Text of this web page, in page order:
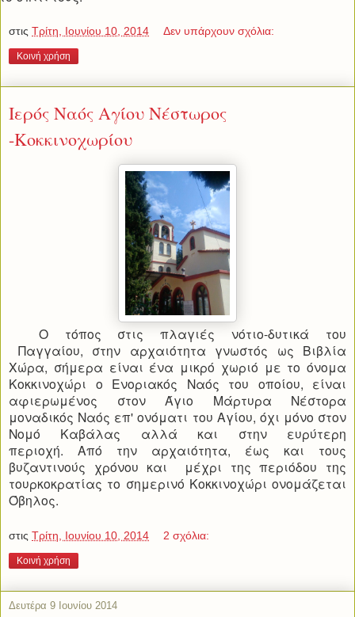
στις Τρίτη, Ιουνίου 10, 2014 Δεν υπάρχουν σχόλια:
Κοινή χρήση
Ιερός Ναός Αγίου Νέστωρος
-Κοκκινοχωρίου
Ο τόπος στις πλαγιές νότιο-δυτικά του
Παγγαίου, στην αρχαιότητα γνωστός ως Βιβλία
Χώρα, σήμερα είναι ένα μικρό χωριό με το όνομα
Κοκκινοχώρι ο Ενοριακός Ναός του οποίου, είναι
αφιερωμένος στον Άγιο Μάρτυρα Νέστορα
μοναδικός Ναός επ' ονόματι του Αγίου, όχι μόνο στον
Νομό Καβάλας αλλά και στην ευρύτερη
περιοχή. Από την αρχαιότητα, έως και τους
βυζαντινούς χρόνου και μέχρι της περιόδου της
τουρκοκρατίας το σημερινό Κοκκινοχώρι ονομάζεται
Όβηλος.
στις Τρίτη, Ιουνίου 10, 2014 2 σχόλια:
Κοινή χρήση
Δευτέρα 9 Ιουνίου 2014